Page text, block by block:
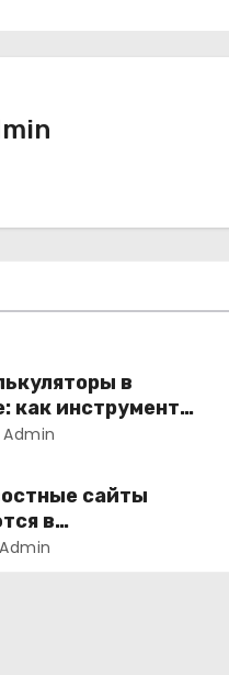
в
как инструмент
в
Admin
сайты
в
платформы
Admin